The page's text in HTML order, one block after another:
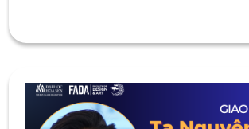
“bên ngoài chiếc hộp”) Heart (CLB là mái
áp – nơi “những quả tim ấm” cùng nhau
phẩm bằng tình...